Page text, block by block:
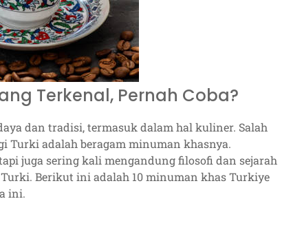
Terkenal, Pernah Coba?
dan tradisi, termasuk dalam hal kuliner. Salah
Turki adalah beragam minuman khasnya.
juga sering kali mengandung filosofi dan sejarah
Berikut ini adalah 10 minuman khas Turkiye
ini.